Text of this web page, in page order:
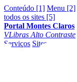
Conteúdo [1] Menu [2]
todos os sites [5]
Portal Montes Claros
VLibras Alto Contraste
Serviços Sites